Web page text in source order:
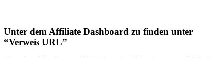
Unter dem Affiliate Dashboard zu finden unter
“Verweis URL”